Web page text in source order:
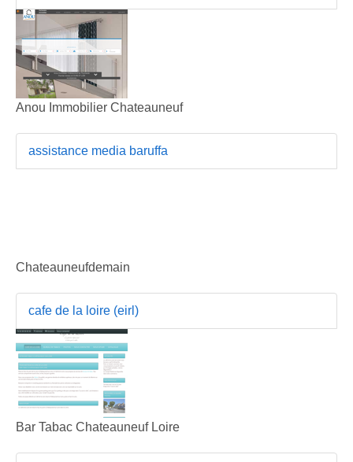
Anou Immobilier Chateauneuf
assistance media baruffa
Chateauneufdemain
cafe de la loire (eirl)
Bar Tabac Chateauneuf Loire